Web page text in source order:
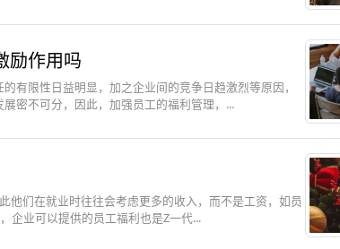
励作用吗
有限性日益明显，加之企业间的竞争日趋激烈等原因，
密不可分，因此，加强员工的福利管理，...
他们在就业时往往会考虑更多的收入，而不是工资，如员
企业可以提供的员工福利也是Z一代...